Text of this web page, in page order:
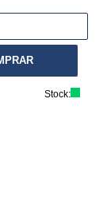
Stock: